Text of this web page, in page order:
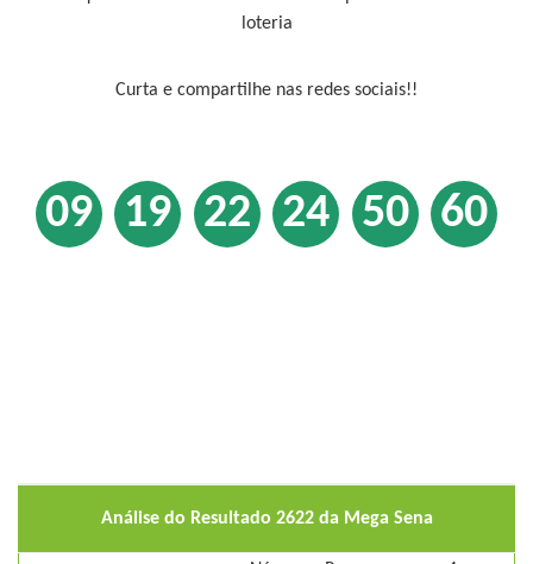
loteria
Curta e compartilhe nas redes sociais!!
09 19 22 24 50 60
Análise do Resultado 2622 da Mega Sena